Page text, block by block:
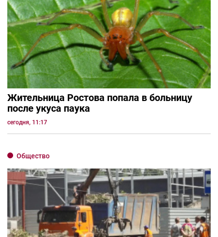
Жительница Ростова попала в больницу
после укуса паука
сегодня, 11:17
Общество